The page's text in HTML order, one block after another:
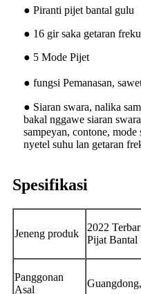
● Piranti pijet bantal gulu
● 16 gir saka getaran
● 5 Mode Pijet
● fungsi Pemanasan,
● Siaran swara, nalika
bakal nggawe siaran
sampeyan, contone,
nyetel suhu lan getaran
Spesifikasi
Jeneng produk
2022
Pijat Bantal
Panggonan
Asal